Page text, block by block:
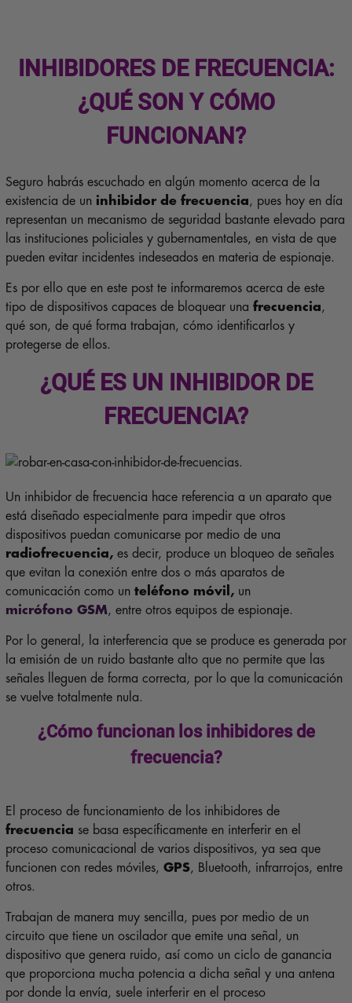
INHIBIDORES DE FRECUENCIA:
¿QUÉ SON Y CÓMO
FUNCIONAN?
Seguro habrás escuchado en algún momento acerca de la
existencia de un inhibidor de frecuencia, pues hoy en día
representan un mecanismo de seguridad bastante elevado para
las instituciones policiales y gubernamentales, en vista de que
pueden evitar incidentes indeseados en materia de espionaje.
Es por ello que en este post te informaremos acerca de este
tipo de dispositivos capaces de bloquear una frecuencia,
qué son, de qué forma trabajan, cómo identificarlos y
protegerse de ellos.
¿QUÉ ES UN INHIBIDOR DE
FRECUENCIA?
Un inhibidor de frecuencia hace referencia a un aparato que
está diseñado especialmente para impedir que otros
dispositivos puedan comunicarse por medio de una
radiofrecuencia, es decir, produce un bloqueo de señales
que evitan la conexión entre dos o más aparatos de
comunicación como un teléfono móvil, un
micrófono GSM, entre otros equipos de espionaje.
Por lo general, la interferencia que se produce es generada por
la emisión de un ruido bastante alto que no permite que las
señales lleguen de forma correcta, por lo que la comunicación
se vuelve totalmente nula.
¿Cómo funcionan los inhibidores de
frecuencia?
El proceso de funcionamiento de los inhibidores de
frecuencia se basa específicamente en interferir en el
proceso comunicacional de varios dispositivos, ya sea que
funcionen con redes móviles, GPS, Bluetooth, infrarrojos, entre
otros.
Trabajan de manera muy sencilla, pues por medio de un
circuito que tiene un oscilador que emite una señal, un
dispositivo que genera ruido, así como un ciclo de ganancia
que proporciona mucha potencia a dicha señal y una antena
por donde la envía, suele interferir en el proceso